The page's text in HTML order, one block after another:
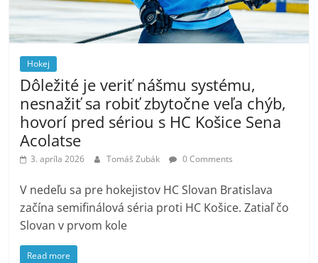
Hokej
Dôležité je veriť nášmu systému,
nesnažiť sa robiť zbytočne veľa chýb,
hovorí pred sériou s HC Košice Sena
Acolatse
3. apríla 2026 Tomáš Zubák 0 Comments
V nedeľu sa pre hokejistov HC Slovan Bratislava
začína semifinálová séria proti HC Košice. Zatiaľ čo
Slovan v prvom kole
Read more